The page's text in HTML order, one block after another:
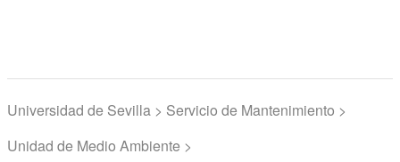
Universidad de Sevilla > Servicio de Mantenimiento >
Unidad de Medio Ambiente >